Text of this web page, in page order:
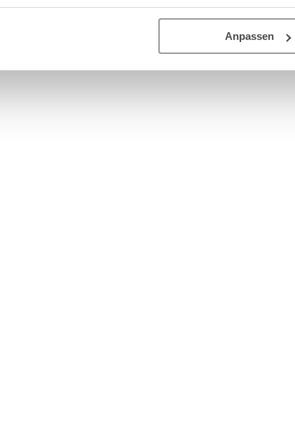
Marktverhaltensanalysen) verarbeiten darf.
Anpassen